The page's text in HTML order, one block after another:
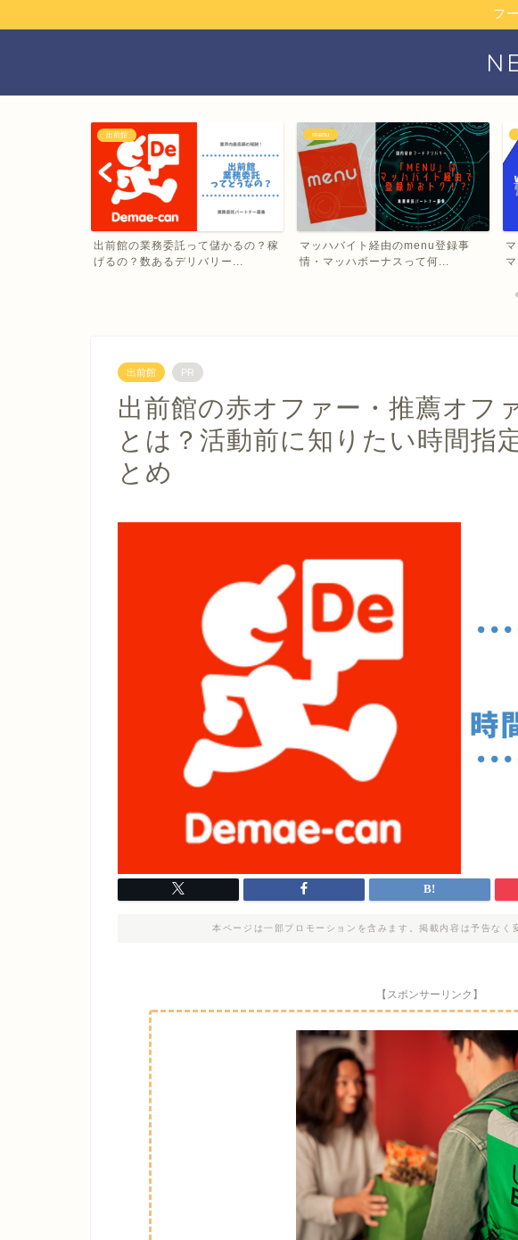
フ
出前館
出前館の業務委託って儲かるの？稼
げるの？数あるデリバリー...
menu
マッハバイト経由のmenu登録事
情・マッハボーナスって何...
出前館 PR
出前館の赤オファー・推薦オフ
とは？活動前に知りたい時間指
とめ
本ページは一部プロモーションを含みます。掲載内容は予告なく
【スポンサーリンク】